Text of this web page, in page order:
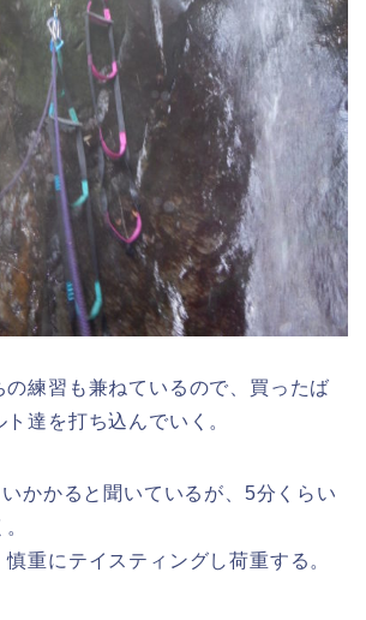
の練習も兼ねているので、買ったば
達を打ち込んでいく。
かかると聞いているが、5分くらい
重にテイスティングし荷重する。